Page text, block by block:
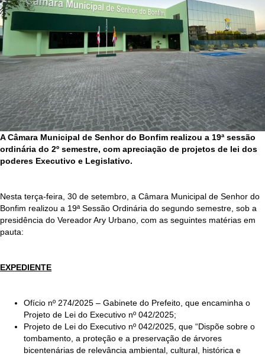
A Câmara Municipal de Senhor do Bonfim realizou a 19ª sessão
ordinária do 2º semestre, com apreciação de projetos de lei dos
poderes Executivo e Legislativo.
Nesta terça-feira, 30 de setembro, a Câmara Municipal de Senhor do
Bonfim realizou a 19ª Sessão Ordinária do segundo semestre, sob a
presidência do Vereador Ary Urbano, com as seguintes matérias em
pauta:
EXPEDIENTE
Ofício nº 274/2025 – Gabinete do Prefeito, que encaminha o
Projeto de Lei do Executivo nº 042/2025;
Projeto de Lei do Executivo nº 042/2025, que “Dispõe sobre o
tombamento, a proteção e a preservação de árvores
bicentenárias de relevância ambiental, cultural, histórica e